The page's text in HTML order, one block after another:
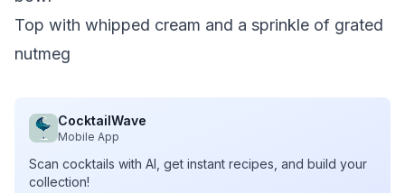
Top with whipped cream and a sprinkle of grated
nutmeg
CocktailWave
Mobile App
Scan cocktails with AI, get instant recipes, and build your
collection!